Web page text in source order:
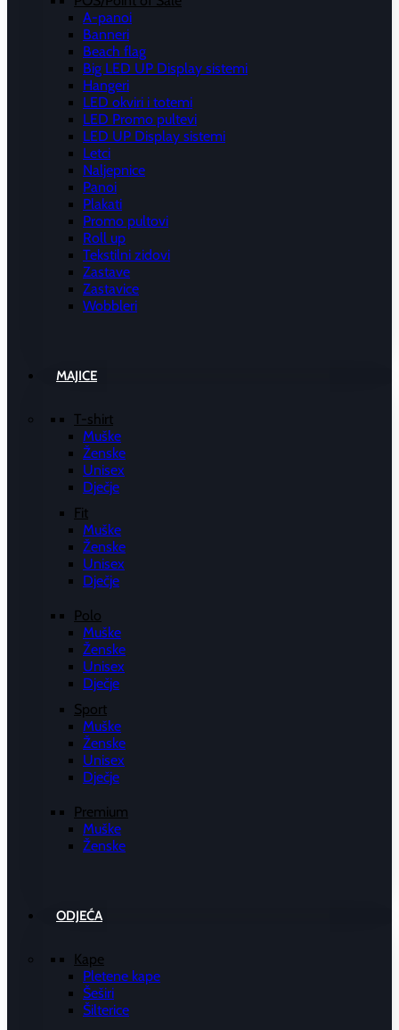
A-panoi
Banneri
Beach flag
Big LED UP Display sistemi
Hangeri
LED okviri i totemi
LED Promo pultevi
LED UP Display sistemi
Letci
Naljepnice
Panoi
Plakati
Promo pultovi
Roll up
Tekstilni zidovi
Zastave
Zastavice
Wobbleri
MAJICE
T-shirt
Muške
Ženske
Unisex
Dječje
Fit
Muške
Ženske
Unisex
Dječje
Polo
Muške
Ženske
Unisex
Dječje
Sport
Muške
Ženske
Unisex
Dječje
Premium
Muške
Ženske
ODJEĆA
Kape
Pletene kape
Šeširi
Šilterice